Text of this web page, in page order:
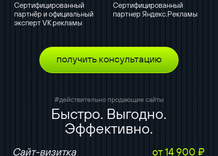
Сертифицированный
партнёр и официальный
эксперт VK рекламы
Сертифицированный
партнер Яндекс.Рекламы
получить консультацию
#действительно продающие сайты
Быстро. Выгодно.
Эффективно.
Сайт-визитка от 14 900 ₽